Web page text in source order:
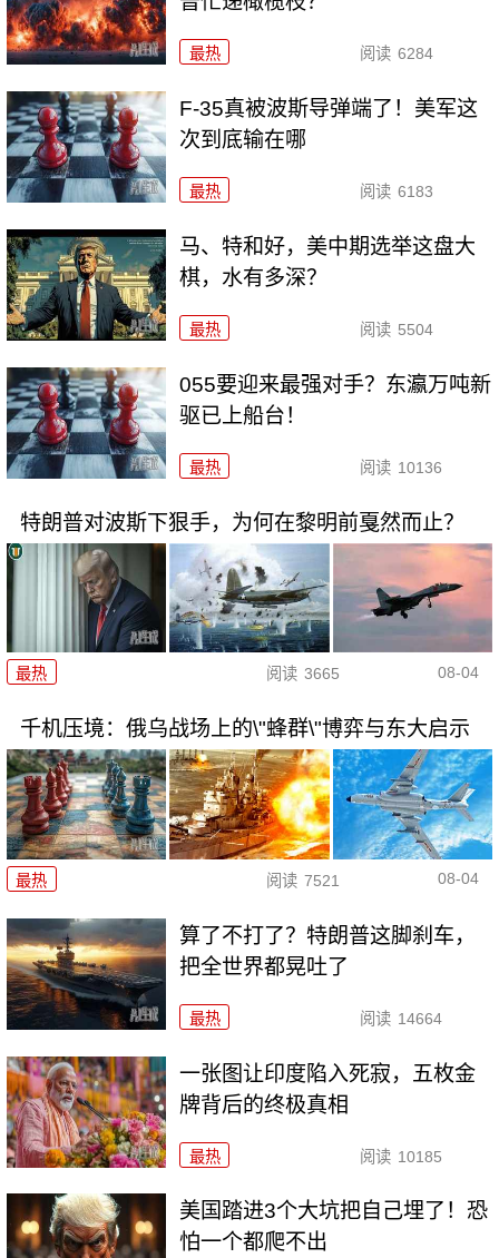
最热 阅读 6284
F-35真被波斯导弹端了！美军这
次到底输在哪
最热 阅读 6183
马、特和好，美中期选举这盘大
棋，水有多深？
最热 阅读 5504
055要迎来最强对手？东瀛万吨新
驱已上船台！
最热 阅读 10136
特朗普对波斯下狠手，为何在黎明前戛然而止？
最热 阅读 3665 08-04
千机压境：俄乌战场上的\"蜂群\"博弈与东大启示
最热 阅读 7521 08-04
算了不打了？特朗普这脚刹车，
把全世界都晃吐了
最热 阅读 14664
一张图让印度陷入死寂，五枚金
牌背后的终极真相
最热 阅读 10185
美国踏进3个大坑把自己埋了！恐
怕一个都爬不出